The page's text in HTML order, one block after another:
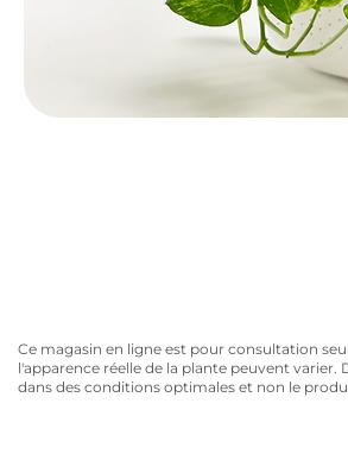
Ce magasin en ligne est pour consultation
l'apparence réelle de la plante peuvent
dans des conditions optimales et non le